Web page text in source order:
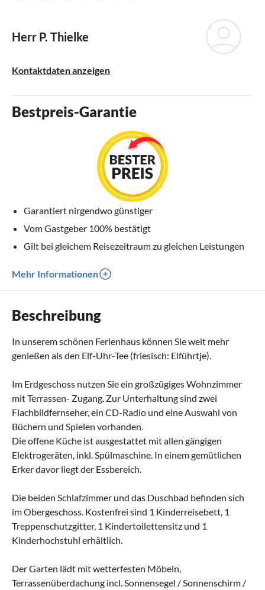
Herr P. Thielke
Kontaktdaten anzeigen
Bestpreis-Garantie
Garantiert nirgendwo günstiger
Vom Gastgeber 100% bestätigt
Gilt bei gleichem Reisezeitraum zu gleichen Leistungen
Mehr Informationen
Beschreibung
In unserem schönen Ferienhaus können Sie weit mehr
genießen als den Elf-Uhr-Tee (friesisch: Elführtje).
Im Erdgeschoss nutzen Sie ein großzügiges Wohnzimmer
mit Terrassen- Zugang. Zur Unterhaltung sind zwei
Flachbildfernseher, ein CD-Radio und eine Auswahl von
Büchern und Spielen vorhanden.
Die offene Küche ist ausgestattet mit allen gängigen
Elektrogeräten, inkl. Spülmaschine. In einem gemütlichen
Erker davor liegt der Essbereich.
Die beiden Schlafzimmer und das Duschbad befinden sich
im Obergeschoss. Kostenfrei sind 1 Kinderreisebett, 1
Treppenschutzgitter, 1 Kindertoilettensitz und 1
Kinderhochstuhl erhältlich.
Der Garten lädt mit wetterfesten Möbeln,
Terrassenüberdachung incl. Sonnensegel / Sonnenschirm /